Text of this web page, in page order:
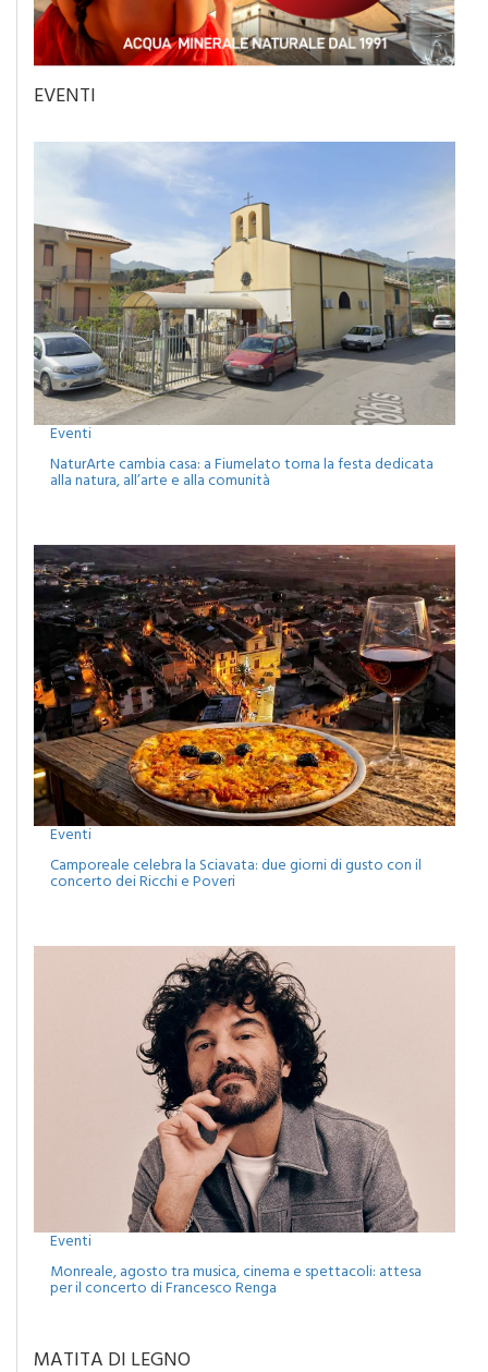
EVENTI
Eventi
NaturArte cambia casa: a Fiumelato torna la festa dedicata
alla natura, all’arte e alla comunità
Eventi
Camporeale celebra la Sciavata: due giorni di gusto con il
concerto dei Ricchi e Poveri
Monreale, agosto tra musica, cinema e spettacoli: attesa
per il concerto di Francesco Renga